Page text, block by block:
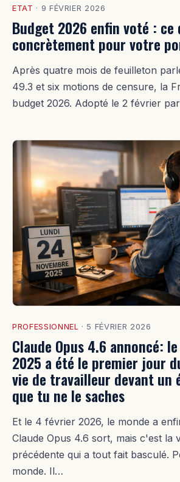
ETAT · 9 FÉVRIER 2026
Budget 2026 enfin voté : ce
concrètement pour votre
Après quatre mois de feuilleton
49.3 et six motions de censure, la
budget 2026. Adopté le 2 février
PROFESSIONNEL · 5 FÉVRIER 2026
Claude Opus 4.6 annoncé:
2025 a été le premier jour
vie de travailleur devant un
que tu ne le saches
Et le 4 février 2026, le monde a
Claude Opus 4.6 sort, mais c'est la
précédente qui a tout fait basculé.
monde. Il…